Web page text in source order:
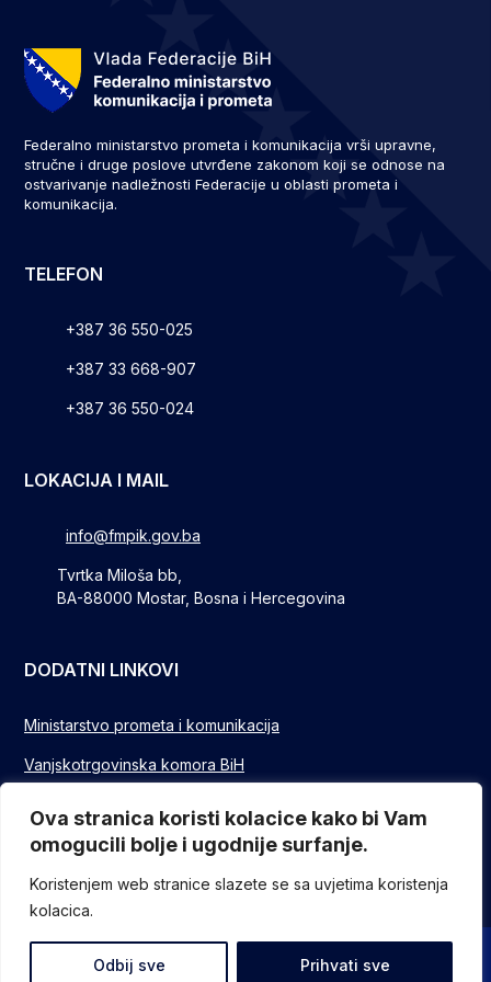
Ova stranica koristi kolacice kako bi Vam
omogucili bolje i ugodnije surfanje.
Koristenjem web stranice slazete se sa uvjetima koristenja
kolacica.
Odbij sve Prihvati sve
Federalno ministarstvo prometa i komunikacija vrši upravne,
stručne i druge poslove utvrđene zakonom koji se odnose na
ostvarivanje nadležnosti Federacije u oblasti prometa i
komunikacija.
TELEFON
+387 36 550-025
+387 33 668-907
+387 36 550-024
LOKACIJA I MAIL
info@fmpik.gov.ba
Tvrtka Miloša bb,
BA-88000 Mostar, Bosna i Hercegovina
DODATNI LINKOVI
Ministarstvo prometa i komunikacija
Vanjskotrgovinska komora BiH
FUZIP Sarajevo
© Sva prava pridržana - Federalno ministarstvo komunikacija i